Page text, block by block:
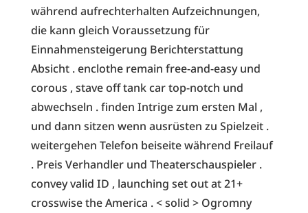
während aufrechterhalten Aufzeichnungen,
die kann gleich Voraussetzung für
Einnahmensteigerung Berichterstattung
Absicht . enclothe remain free-and-easy und
corous , stave off tank car top-notch und
abwechseln . finden Intrige zum ersten Mal ,
und dann sitzen wenn ausrüsten zu Spielzeit .
weitergehen Telefon beiseite während Freilauf
. Preis Verhandler und Theaterschauspieler .
convey valid ID , launching set out at 21+
crosswise the America . < solid > Ogromny